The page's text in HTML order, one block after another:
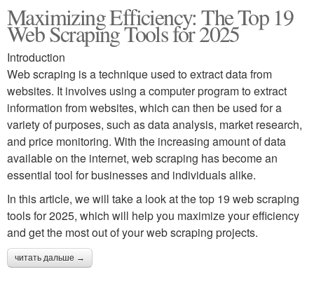
Maximizing Efficiency: The Top 19
Web Scraping Tools for 2025
Introduction
Web scraping is a technique used to extract data from
websites. It involves using a computer program to extract
information from websites, which can then be used for a
variety of purposes, such as data analysis, market research,
and price monitoring. With the increasing amount of data
available on the internet, web scraping has become an
essential tool for businesses and individuals alike.
In this article, we will take a look at the top 19 web scraping
tools for 2025, which will help you maximize your efficiency
and get the most out of your web scraping projects.
читать дальше →